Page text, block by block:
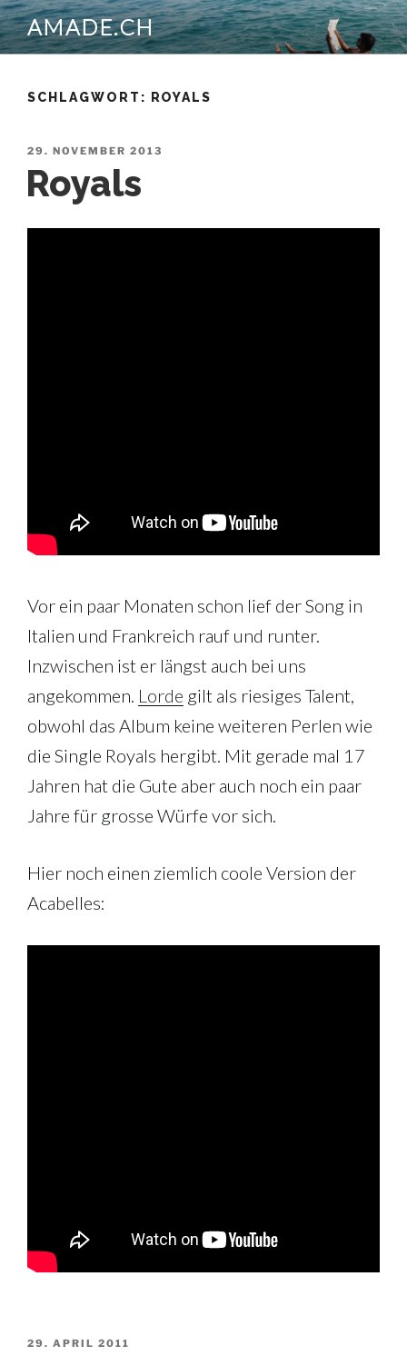
Zum
Inhalt
springen
AMADE.CH
SCHLAGWORT: ROYALS
VERÖFFENTLICHT
29. NOVEMBER 2013
Royals
Vor ein paar Monaten schon lief der Song in
Italien und Frankreich rauf und runter.
Inzwischen ist er längst auch bei uns
angekommen. Lorde gilt als riesiges Talent,
obwohl das Album keine weiteren Perlen wie
die Single Royals hergibt. Mit gerade mal 17
Jahren hat die Gute aber auch noch ein paar
Jahre für grosse Würfe vor sich.
Hier noch einen ziemlich coole Version der
Acabelles:
VERÖFFENTLICHT
29. APRIL 2011